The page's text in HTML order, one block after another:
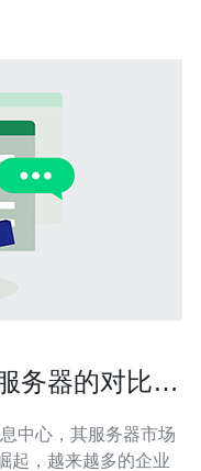
务器的对比分
起，越来越多的企业